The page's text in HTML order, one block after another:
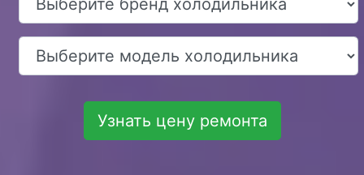
Узнать цену ремонта